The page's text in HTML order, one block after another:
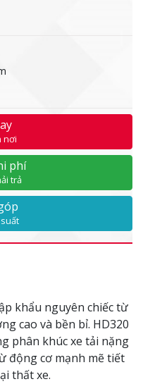
nơi
phí
trả
khẩu nguyên chiếc từ
cao và bền bỉ. HD320
phân khúc xe tải nặng
động cơ mạnh mẽ tiết
thất xe.